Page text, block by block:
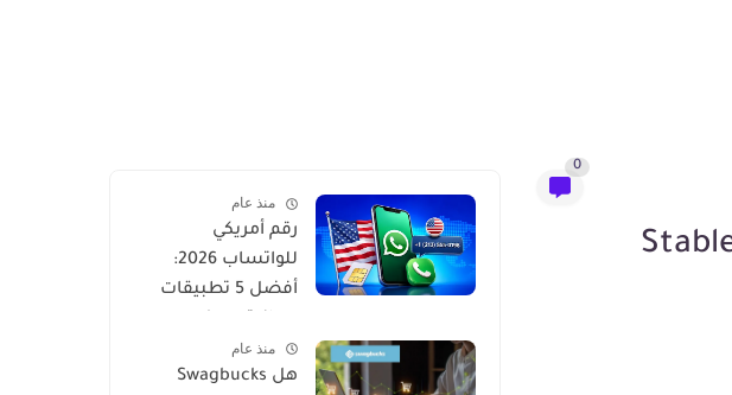
0
منذ عام
رقم أمريكي
للواتساب 2026:
أفضل 5 تطبيقات
التفعيل
منذ عام
هل Swagbucks